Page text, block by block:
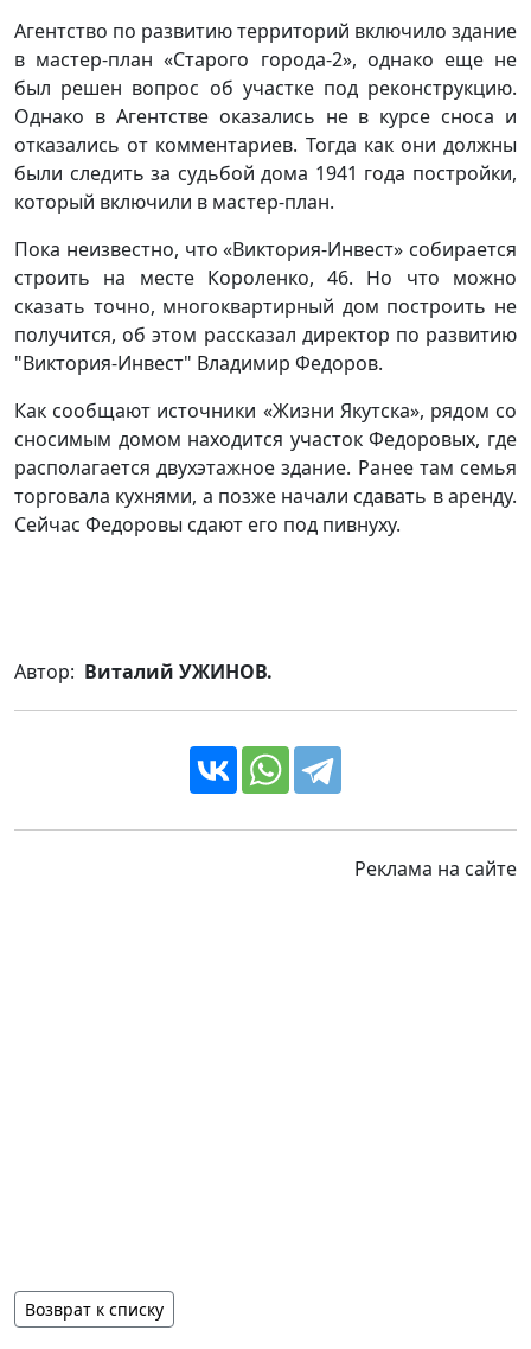
Агентство по развитию территорий включило здание
в мастер-план «Старого города-2», однако еще не
был решен вопрос об участке под реконструкцию.
Однако в Агентстве оказались не в курсе сноса и
отказались от комментариев. Тогда как они должны
были следить за судьбой дома 1941 года постройки,
который включили в мастер-план.
Пока неизвестно, что «Виктория-Инвест» собирается
строить на месте Короленко, 46. Но что можно
сказать точно, многоквартирный дом построить не
получится, об этом рассказал директор по развитию
"Виктория-Инвест" Владимир Федоров.
Как сообщают источники «Жизни Якутска», рядом со
сносимым домом находится участок Федоровых, где
располагается двухэтажное здание. Ранее там семья
торговала кухнями, а позже начали сдавать в аренду.
Сейчас Федоровы сдают его под пивнуху.
Автор: Виталий УЖИНОВ.
Реклама на сайте
Возврат к списку